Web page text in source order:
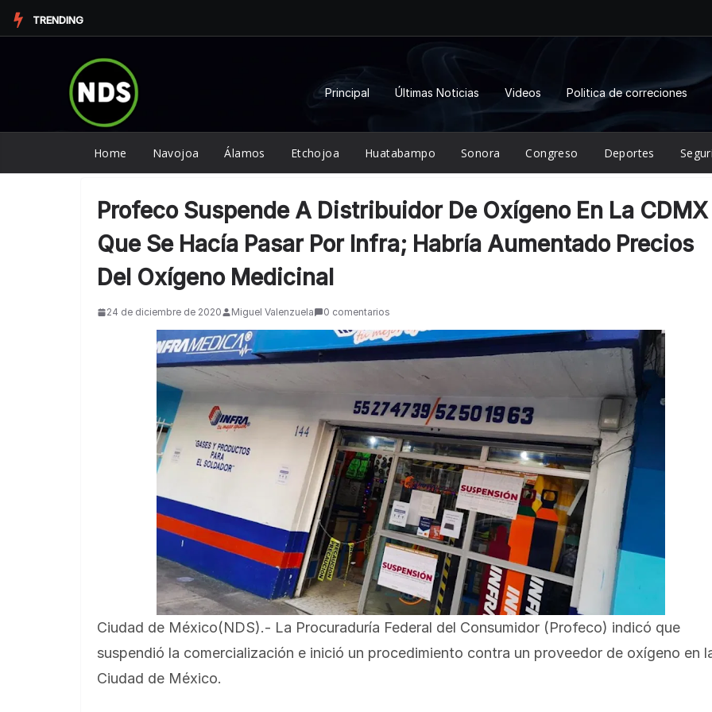
Saltar
al
TRENDING
Principal Últimas Noticias Videos Politica de correciones
Home Navojoa Álamos Etchojoa Huatabampo Sonora Congreso Deportes
Profeco Suspende A Distribuidor De Oxígeno En La CDMX
Que Se Hacía Pasar Por Infra; Habría Aumentado Precios
Del Oxígeno Medicinal
24 de diciembre de 2020 Miguel Valenzuela 0 comentarios
Ciudad de México(NDS).- La Procuraduría Federal del Consumidor (Profeco) indicó que
suspendió la comercialización e inició un procedimiento contra un proveedor de oxígeno en
Ciudad de México.